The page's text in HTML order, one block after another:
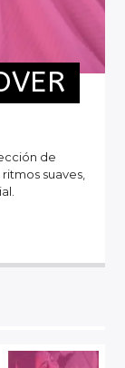
de
suaves,